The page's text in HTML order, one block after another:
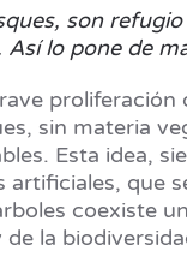
son
lo pone de
sin materia
Esta idea,
que
coexiste
la